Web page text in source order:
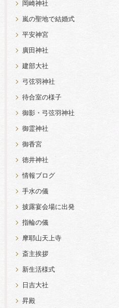
岡崎神社
嵐の聖地で結婚式
平安神宮
廣田神社
建部大社
弓弦羽神社
待合室の様子
御影・弓弦羽神社
御霊神社
御香宮
徳井神社
情報ブログ
手水の儀
披露宴会場に出発
指輪の儀
摩耶山天上寺
斎主挨拶
新生活様式
日吉大社
昇殿